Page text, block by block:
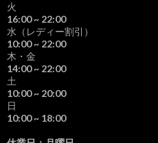
火
16:00~ 22:00
水（レディー割引）
10:00~ 22:00
木・金
14:00~ 22:00
土
10:00~ 20:00
日
10:00~ 18:00